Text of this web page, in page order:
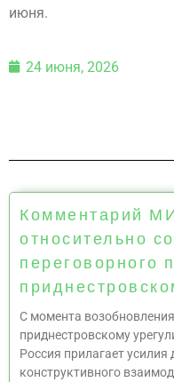
июня.
24 июня, 2026
Комментарий
относительно
переговорного
С момента
приднестровскому
Россия прилагает
конструктивного